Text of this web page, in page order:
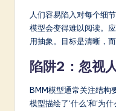
人们容易陷入对每个细
模型会变得难以阅读。
用抽象。目标是清晰，而
陷阱2：忽视
BMM模型通常关注结构
模型描绘了‘什么’和‘为